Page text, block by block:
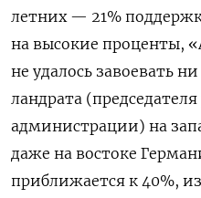
летних — 21%
на высокие проценты,
не удалось завоевать
ландрата
администрации) на
даже на востоке
приближается к 40%,